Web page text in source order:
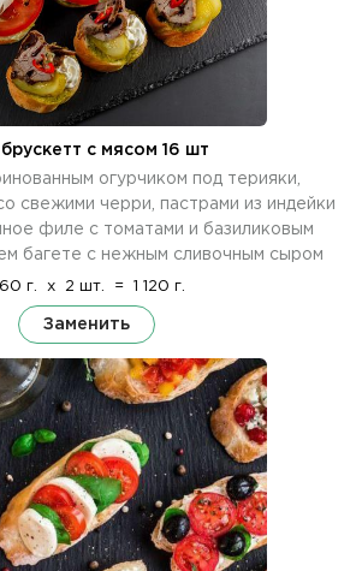
с мясом 16 шт
огурчиком под терияки,
свежими черри, пастрами из индейки
филе с томатами и базиликовым
багете с нежным сливочным сыром
г. x 2 шт. = 1 120 г.
Заменить